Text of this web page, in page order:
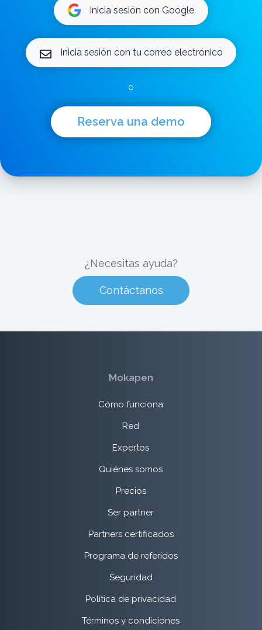
Inicia sesión con Google
Inicia sesión con tu correo electrónico
o
Reserva una demo
¿Necesitas ayuda?
Contáctanos
Mokapen
Cómo funciona
Red
Expertos
Quiénes somos
Precios
Ser partner
Partners certificados
Programa de referidos
Seguridad
Política de privacidad
Términos y condiciones